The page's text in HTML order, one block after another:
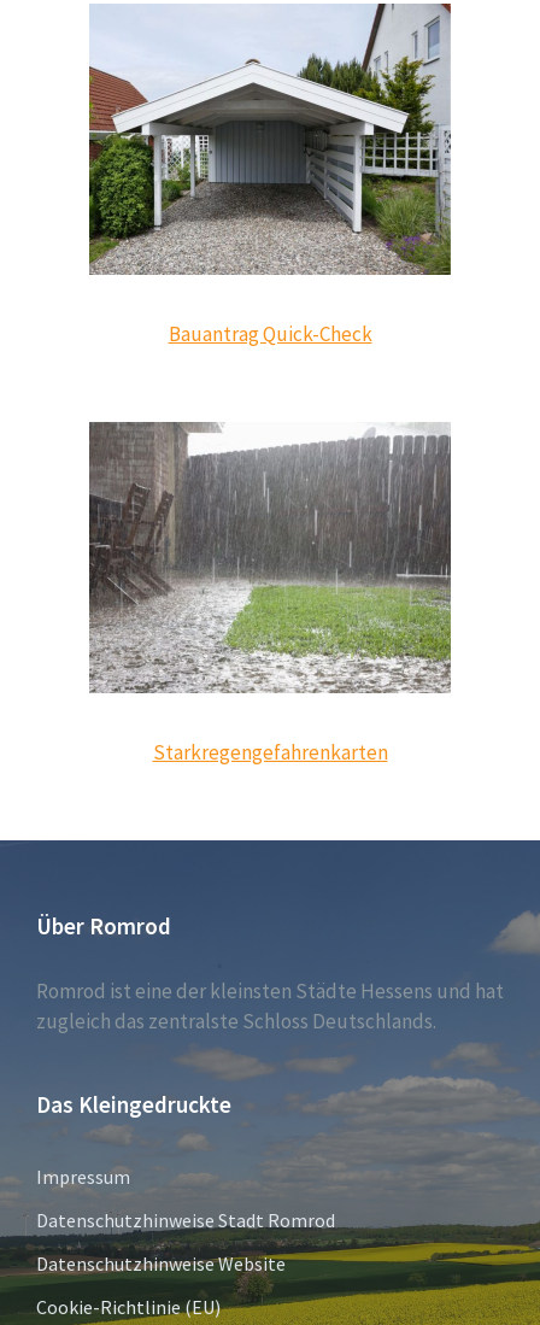
Bauantrag Quick-Check
Starkregengefahrenkarten
Über Romrod
Romrod ist eine der kleinsten Städte Hessens und hat
zugleich das zentralste Schloss Deutschlands.
Das Kleingedruckte
Impressum
Datenschutzhinweise Stadt Romrod
Datenschutzhinweise Website
Cookie-Richtlinie (EU)